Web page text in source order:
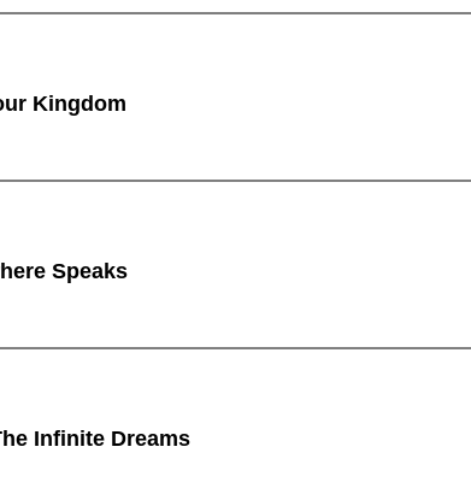
Kingdom
Speaks
Infinite Dreams